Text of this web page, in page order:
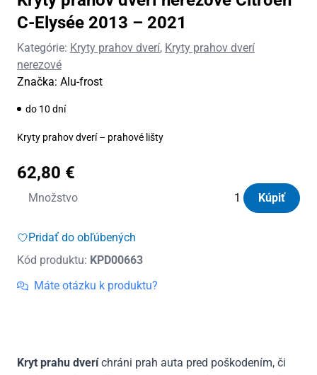
C-Elysée 2013 – 2021
Kategórie: Kryty prahov dverí, Kryty prahov dverí
nerezové
Značka: Alu-frost
do 10 dní
Kryty prahov dverí – prahové lišty
62,80 €
Množstvo
množstvo
prahov
nerezové
Citroen
2021
Kúpiť
Pridať do obľúbených
Kód produktu: KPD00663
Máte otázku k produktu?
Kryt prahu dveríchráni prah auta pred poškodením, či